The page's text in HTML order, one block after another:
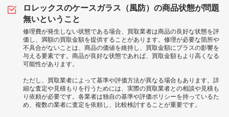
ロレックスのケースガラス（風防）の商品状態が問題
無いということ
修理費が発生しない状態である場合、買取業者は商品の良好な状態を評
価し、満額の買取金額を提供することがあります。修理が必要な箇所や
不具合がないことは、商品の価値を維持し、買取金額にプラスの影響を
与える要素です。商品が良好な状態であれば、買取金額もより高くなる
可能性があります。
ただし、買取業者によって基準や評価方法が異なる場合もあります。詳
細な査定や見積もりを行うためには、実際の買取業者との相談や見積も
り依頼が必要です。各業者は独自の基準や評価ポリシーを持っているた
め、複数の業者に査定を依頼し、比較検討することが重要です。